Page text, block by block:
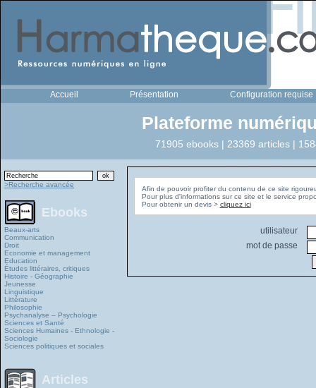
Accueil Présentation Configuration requise
Plateforme
71905 ebooks | 23369 articles |
>Recherche avancée
Ebooks
Beaux-arts
Communication
Droit
Economie et management
Education
Études littéraires, critiques
Histoire - Géographie
Jeunesse
Linguistique
Littérature
Philosophie
Psychanalyse – Psychologie
Sciences et Santé
Sciences Humaines - Ethnologie -
Sociologie
Sciences politiques et sociales
Articles
Afin de pouvoir profiter du contenu de ce site
Pour plus d'informations sur ce site et le service
Pour obtenir un devis > cliquez ici
utilisateur
mot de passe